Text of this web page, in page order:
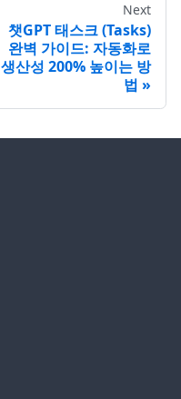
Next
챗GPT 태스크 (Tasks)
완벽 가이드: 자동화로
생산성 200% 높이는 방
법